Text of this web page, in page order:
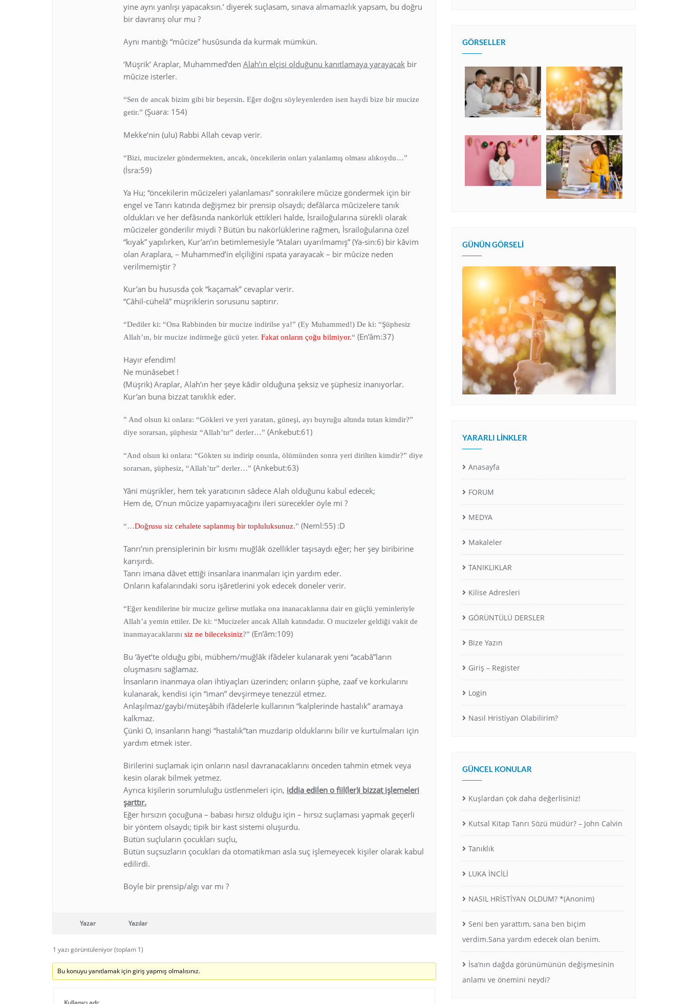
yine aynı yanlışı yapacaksın.’ diyerek suçlasam, sınava almamazlık yapsam, bu doğru
bir davranış olur mu ?
Aynı mantığı “mûcize” husûsunda da kurmak mümkün.
‘Müşrik’ Araplar, Muhammed’den Alah’ın elçisi olduğunu kanıtlamaya yarayacak bir
mûcize isterler.
“Sen de ancak bizim gibi bir beşersin. Eğer doğru söyleyenlerden isen haydi bize bir mucize
getir.” (Şuara: 154)
Mekke’nin (ulu) Rabbi Allah cevap verir.
“Bizi, mucizeler göndermekten, ancak, öncekilerin onları yalanlamış olması alıkoydu…”
(İsra:59)
Ya Hu; “öncekilerin mûcizeleri yalanlaması” sonrakilere mûcize göndermek için bir
engel ve Tanrı katında değişmez bir prensip olsaydı; defâlarca mûcizelere tanık
oldukları ve her defâsında nankörlük ettikleri halde, İsrailoğularına sürekli olarak
mûcizeler gönderilir miydi ? Bütün bu nakörlüklerine rağmen, İsrailoğularına özel
“kıyak” yapılırken, Kur’an’ın betimlemesiyle “Ataları uyarılmamış” (Ya-sin:6) bir kâvim
olan Araplara, – Muhammed’in elçiliğini ıspata yarayacak – bir mûcize neden
verilmemiştir ?
Kur’an bu hususda çok “kaçamak” cevaplar verir.
“Câhil-cühelâ” müşriklerin sorusunu saptırır.
“Dediler ki: “Ona Rabbinden bir mucize indirilse ya!” (Ey Muhammed!) De ki: “Şüphesiz
Allah’ın, bir mucize indirmeğe gücü yeter. Fakat onların çoğu bilmiyor.“ (En’âm:37)
Hayır efendim!
Ne münâsebet !
(Müşrik) Araplar, Alah’ın her şeye kâdir olduğuna şeksiz ve şüphesiz inanıyorlar.
Kur’an buna bizzat tanıklık eder.
” And olsun ki onlara: “Gökleri ve yeri yaratan, güneşi, ayı buyruğu altında tutan kimdir?”
diye sorarsan, şüphesiz “Allah’tır” derler…” (Ankebut:61)
“And olsun ki onlara: “Gökten su indirip onunla, ölümünden sonra yeri dirilten kimdir?” diye
sorarsan, şüphesiz, “Allah’tır” derler…” (Ankebut:63)
Yâni müşrikler, hem tek yaratıcının sâdece Alah olduğunu kabul edecek;
Hem de, O’nun mûcize yapamıyacağını ileri sürecekler öyle mi ?
“…Doğrusu siz cehalete saplanmış bir topluluksunuz.” (Neml:55) :D
Tanrı’nın prensiplerinin bir kısmı muğlâk özellikler taşısaydı eğer; her şey biribirine
karışırdı.
Tanrı imana dâvet ettiği insanlara inanmaları için yardım eder.
Onların kafalarındaki soru işâretlerini yok edecek doneler verir.
“Eğer kendilerine bir mucize gelirse mutlaka ona inanacaklarına dair en güçlü yeminleriyle
Allah’a yemin ettiler. De ki: “Mucizeler ancak Allah katındadır. O mucizeler geldiği vakit de
inanmayacaklarını siz ne bileceksiniz?” (En’âm:109)
Bu ‘âyet’te olduğu gibi, mübhem/muğlâk ifâdeler kulanarak yeni “acabâ”ların
oluşmasını sağlamaz.
İnsanların inanmaya olan ihtiyaçları üzerinden; onların şüphe, zaaf ve korkularını
kulanarak, kendisi için “iman” devşirmeye tenezzül etmez.
Anlaşılmaz/gaybi/müteşâbih ifâdelerle kullarının “kalplerinde hastalık” aramaya
kalkmaz.
Çünki O, insanların hangi “hastalık”tan muzdarip olduklarını bilir ve kurtulmaları için
yardım etmek ister.
Birilerini suçlamak için onların nasıl davranacaklarını önceden tahmin etmek veya
kesin olarak bilmek yetmez.
Ayrıca kişilerin sorumluluğu üstlenmeleri için, iddia edilen o fiil(ler)i bizzat işlemeleri
şarttır.
Eğer hırsızın çocuğuna – babası hırsız olduğu için – hırsız suçlaması yapmak geçerli
bir yöntem olsaydı; tipik bir kast sistemi oluşurdu.
Bütün suçluların çocukları suçlu,
Bütün suçsuzların çocukları da otomatikman asla suç işlemeyecek kişiler olarak kabul
edilirdi.
Böyle bir prensip/algı var mı ?
Yazar Yazılar
1 yazı görüntüleniyor (toplam 1)
Bu konuyu yanıtlamak için giriş yapmış olmalısınız.
GÖRSELLER
GÜNÜN GÖRSELI
YARARLI LINKLER
Anasayfa
FORUM
MEDYA
Makaleler
TANIKLIKLAR
Kilise Adresleri
GÖRÜNTÜLÜ DERSLER
Bize Yazın
Giriş – Register
Login
Nasıl Hristiyan Olabilirim?
GÜNCEL KONULAR
Kuşlardan çok daha değerlisiniz!
Kutsal Kitap Tanrı Sözü müdür? – John Calvin
Tanıklık
LUKA İNCİLİ
NASIL HRİSTİYAN OLDUM? *(Anonim)
Seni ben yarattım, sana ben biçim
verdim.Sana yardım edecek olan benim.
İsa’nın dağda görünümünün değişmesinin
anlamı ve önemini neydi?